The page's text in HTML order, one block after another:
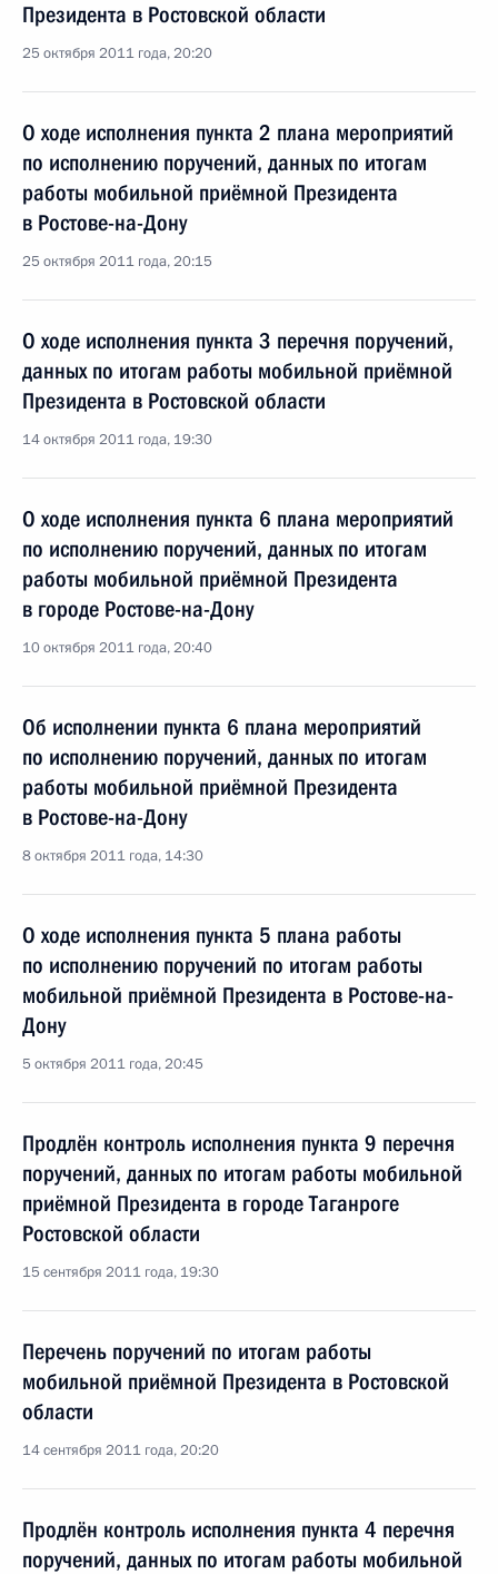
Президента в Ростовской области
25 октября 2011 года, 20:20
О ходе исполнения пункта 2 плана мероприятий
по исполнению поручений, данных по итогам
работы мобильной приёмной Президента
в Ростове-на-Дону
25 октября 2011 года, 20:15
О ходе исполнения пункта 3 перечня поручений,
данных по итогам работы мобильной приёмной
Президента в Ростовской области
14 октября 2011 года, 19:30
О ходе исполнения пункта 6 плана мероприятий
по исполнению поручений, данных по итогам
работы мобильной приёмной Президента
в городе Ростове-на-Дону
10 октября 2011 года, 20:40
Об исполнении пункта 6 плана мероприятий
по исполнению поручений, данных по итогам
работы мобильной приёмной Президента
в Ростове-на-Дону
8 октября 2011 года, 14:30
О ходе исполнения пункта 5 плана работы
по исполнению поручений по итогам работы
мобильной приёмной Президента в Ростове-на-
Дону
5 октября 2011 года, 20:45
Продлён контроль исполнения пункта 9 перечня
поручений, данных по итогам работы мобильной
приёмной Президента в городе Таганроге
Ростовской области
15 сентября 2011 года, 19:30
Перечень поручений по итогам работы
мобильной приёмной Президента в Ростовской
области
14 сентября 2011 года, 20:20
Продлён контроль исполнения пункта 4 перечня
поручений, данных по итогам работы мобильной